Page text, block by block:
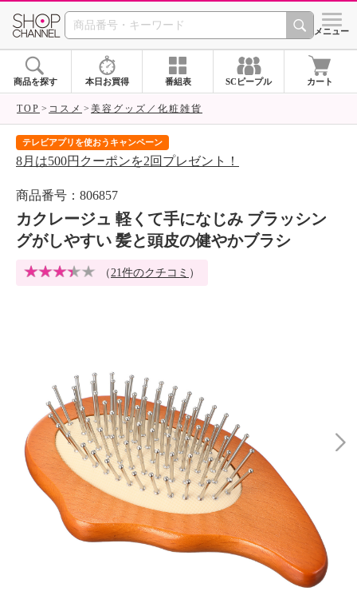
SHOP CHANNEL シメニュー
商品を探す 本日お買得 番組表 SCピープル カート
TOP コスメ 美容グッズ／化粧雑貨
テレビアプリを使おうキャンペーン
8月は500円クーポンを2回プレゼント！
商品番号：806857
カクレージュ 軽くて手になじみ ブラッシン
グがしやすい 髪と頭皮の健やかブラシ
（21件のクチコミ ）